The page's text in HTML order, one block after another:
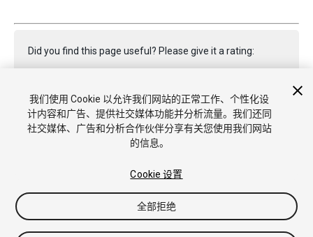
Did you find this page useful? Please give it a rating:
Report a problem on this page
Copyright © 2022 Unity Technologies. Publication 2022.3
我们使用 Cookie 以允许我们网站的正常工作、个性化设
计内容和广告、提供社交媒体功能并分析流量。我们还同
社交媒体、广告和分析合作伙伴分享有关您使用我们网站
的信息。
Cookie 设置
全部拒绝